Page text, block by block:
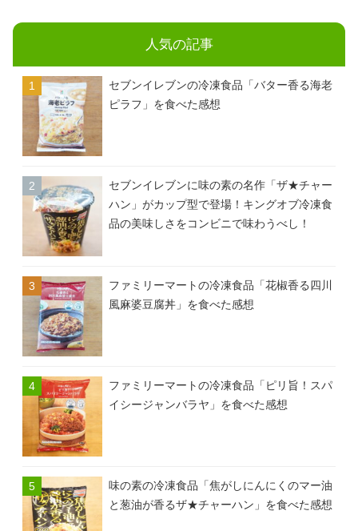
人気の記事
セブンイレブンの冷凍食品「バター香る海老
ピラフ」を食べた感想
セブンイレブンに味の素の名作「ザ★チャー
ハン」がカップ型で登場！キングオブ冷凍食
品の美味しさをコンビニで味わうべし！
ファミリーマートの冷凍食品「花椒香る四川
風麻婆豆腐丼」を食べた感想
ファミリーマートの冷凍食品「ピリ旨！スパ
イシージャンバラヤ」を食べた感想
味の素の冷凍食品「焦がしにんにくのマー油
と葱油が香るザ★チャーハン」を食べた感想